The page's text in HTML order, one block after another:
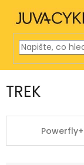
obsah
TREK
Powerfly+